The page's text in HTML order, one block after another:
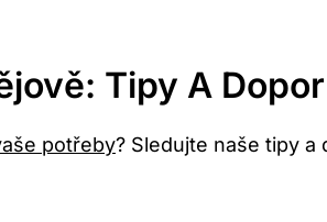
Tipy A
potřeby? Sledujte naše tipy